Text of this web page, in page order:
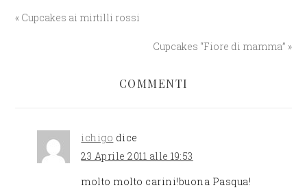
« Cupcakes ai mirtilli rossi
Cupcakes “Fiore di mamma” »
COMMENTI
ichigo dice
23 Aprile 2011 alle 19:53
molto molto carini!buona Pasqua!